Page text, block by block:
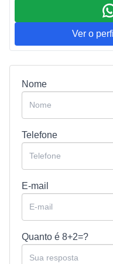
Ver o
Nome
Telefone
E-mail
Quanto é 8+2=?